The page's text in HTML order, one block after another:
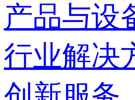
产品与设
行业解决